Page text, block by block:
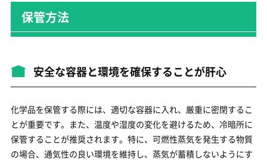
保管方法
安全な容器と環境を確保することが肝心
化学品を保管する際には、適切な容器に入れ、厳重に密閉するこ
とが重要です。また、温度や湿度の変化を避けるため、冷暗所に
保管することが推奨されます。特に、可燃性蒸気を発生する物質
の場合、通気性の良い環境を維持し、蒸気が蓄積しないようにす